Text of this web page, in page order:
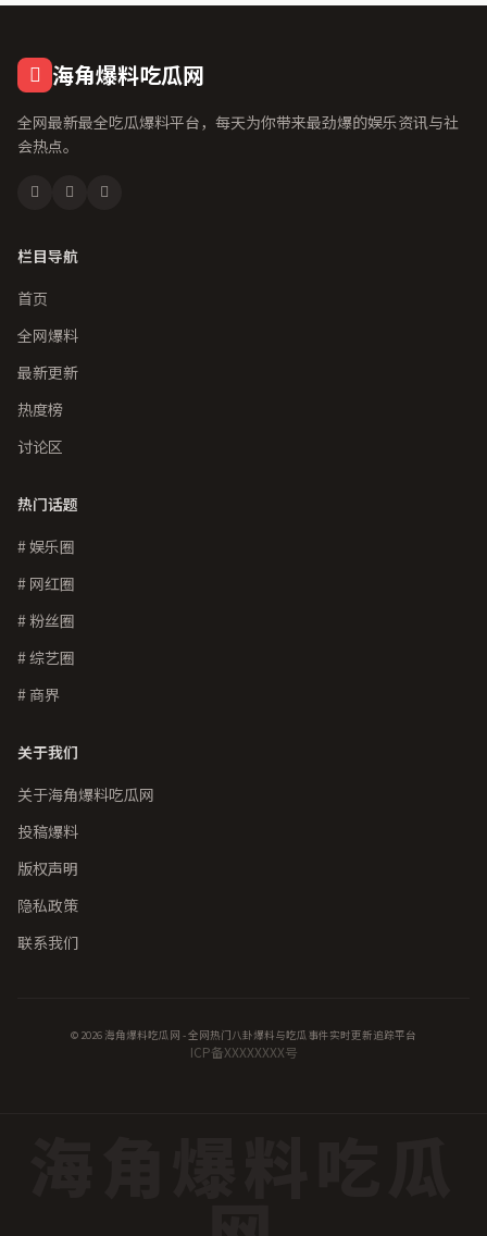
海角爆料吃瓜网
全网最新最全吃瓜爆料平台，每天为你带来最劲爆的娱乐资讯与社
会热点。
栏目导航
首页
全网爆料
最新更新
热度榜
讨论区
热门话题
# 娱乐圈
# 网红圈
# 粉丝圈
# 综艺圈
# 商界
关于我们
关于海角爆料吃瓜网
投稿爆料
版权声明
隐私政策
联系我们
© 2026 海角爆料吃瓜网 - 全网热门八卦爆料与吃瓜事件实时更新追踪平台
ICP备XXXXXXXX号